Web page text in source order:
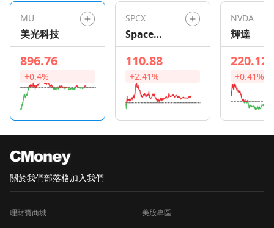
MU
美光科技
896.76
+0.4%
SPCX
Space
Exploration
Technologie
s
110.88
+2.41%
NVDA
輝達
220.12
+0.41%
關於我們部落格加入我們
理財寶商城 美股專區